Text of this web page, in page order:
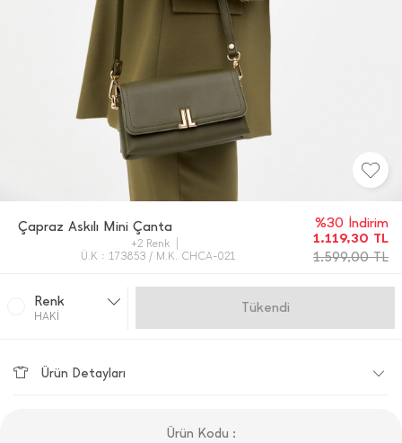
Çapraz Askılı Mini Çanta
+2 Renk
Ü.K : 173853 / M.K. CHCA-021
%30 İndirim
1.119,30 TL
1.599,00TL
Renk
HAKİ
Gelince Haber Ver
Ürün Detayları
Ürün Kodu :